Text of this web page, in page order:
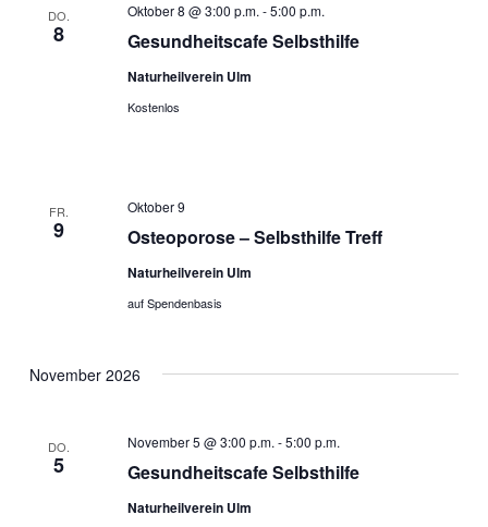
DO.
8 Gesundheitscafe Selbsthilfe
Oktober 8 @ 3:00 p.m. -5:00 p.m.
Naturheilverein Ulm
Kostenlos
FR.
9 Osteoporose – Selbsthilfe Treff
Oktober 9
Naturheilverein Ulm
auf Spendenbasis
November 2026
DO.
5 Gesundheitscafe Selbsthilfe
November 5 @ 3:00 p.m. -5:00 p.m.
Naturheilverein Ulm